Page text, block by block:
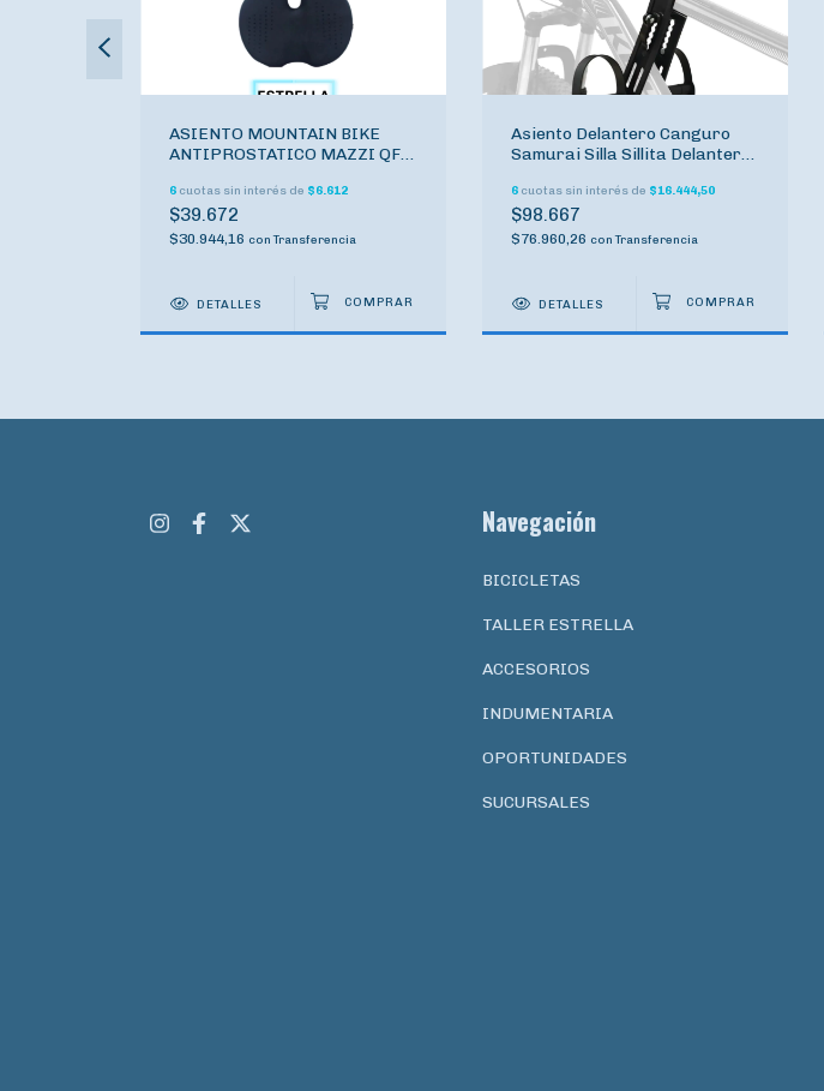
ASIENTO MOUNTAIN BIKE
ANTIPROSTATICO MAZZI QF-
6 cuotas sin interés de $6.612
$39.672
$30.944,16 con Transferencia
DETALLES
Asiento Delantero Canguro
Samurai Silla Sillita Delantera
6 cuotas sin interés de $16.444,50
$98.667
$76.960,26 con Transferencia
DETALLES
Navegación
BICICLETAS
TALLER ESTRELLA
ACCESORIOS
INDUMENTARIA
OPORTUNIDADES
SUCURSALES